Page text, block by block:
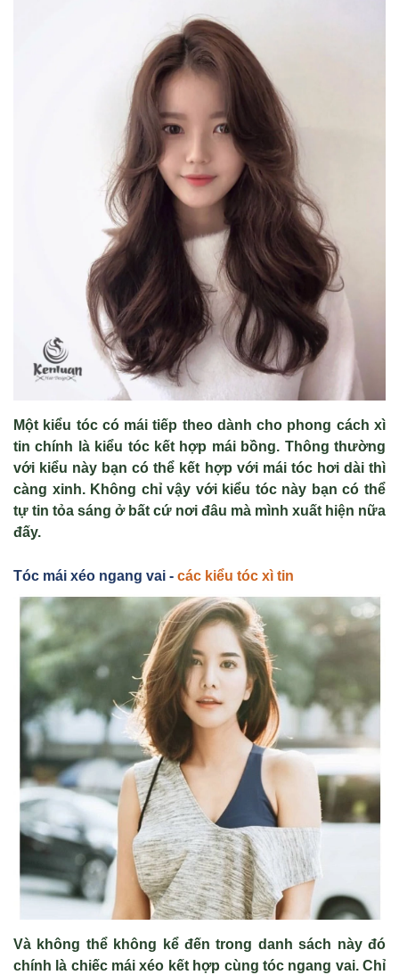
Một kiểu tóc có mái tiếp theo dành cho phong cách xì
tin chính là kiểu tóc kết hợp mái bồng. Thông thường
với kiểu này bạn có thể kết hợp với mái tóc hơi dài thì
càng xinh. Không chỉ vậy với kiểu tóc này bạn có thể
tự tin tỏa sáng ở bất cứ nơi đâu mà mình xuất hiện nữa
đấy.
Tóc mái xéo ngang vai - các kiểu tóc xì tin
Và không thể không kể đến trong danh sách này đó
chính là chiếc mái xéo kết hợp cùng tóc ngang vai. Chỉ